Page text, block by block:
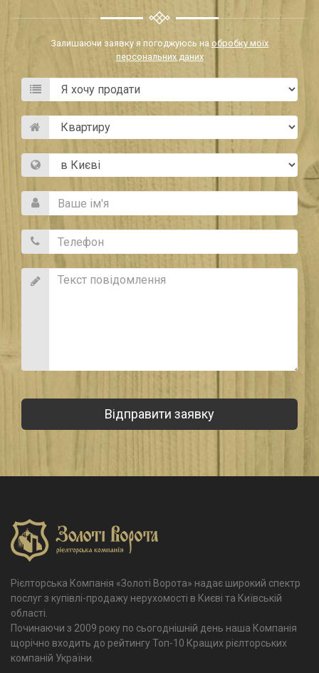
Залишаючи заявку я погоджуюсь на обробку моїх
персональних даних
Рієлторська Компанія «Золоті Ворота» надає широкий спектр
послуг з купівлі-продажу нерухомості в Києві та Київській
області.
Починаючи з 2009 року по сьогоднішній день наша Компанія
щорічно входить до рейтингу Топ-10 Кращих рієлторських
компаній України.